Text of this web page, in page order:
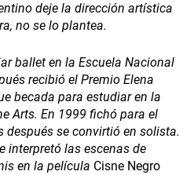
deje la dirección artística
no se lo plantea.
ballet en la Escuela Nacional
recibió el Premio Elena
becada para estudiar en la
Arts. En 1999 fichó para el
después se convirtió en solista.
interpretó las escenas de
en la película Cisne Negro